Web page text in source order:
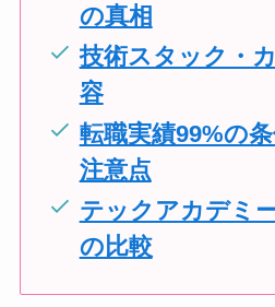
の真相
技術スタック・
容
転職実績99%の
注意点
テックアカデミ
の比較